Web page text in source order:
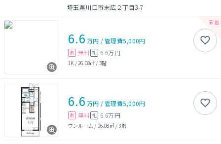
埼玉県川口市末広２丁目3-7
6.6 万円 /管理費5,000円
敷 無料 礼 6.6万円
1K / 26.08㎡ / 3階
6.6 万円 /管理費5,000円
敷 無料 礼 6.6万円
ワンルーム / 26.08㎡/3階